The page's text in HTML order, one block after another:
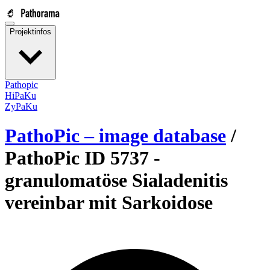
Projektinfos
Pathopic
HiPaKu
ZyPaKu
PathoPic – image database /
PathoPic ID 5737 -
granulomatöse Sialadenitis
vereinbar mit Sarkoidose